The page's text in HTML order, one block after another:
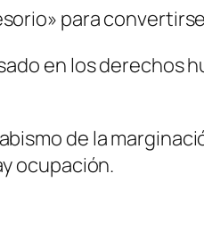
para
en los derechos
de la
ocupación.